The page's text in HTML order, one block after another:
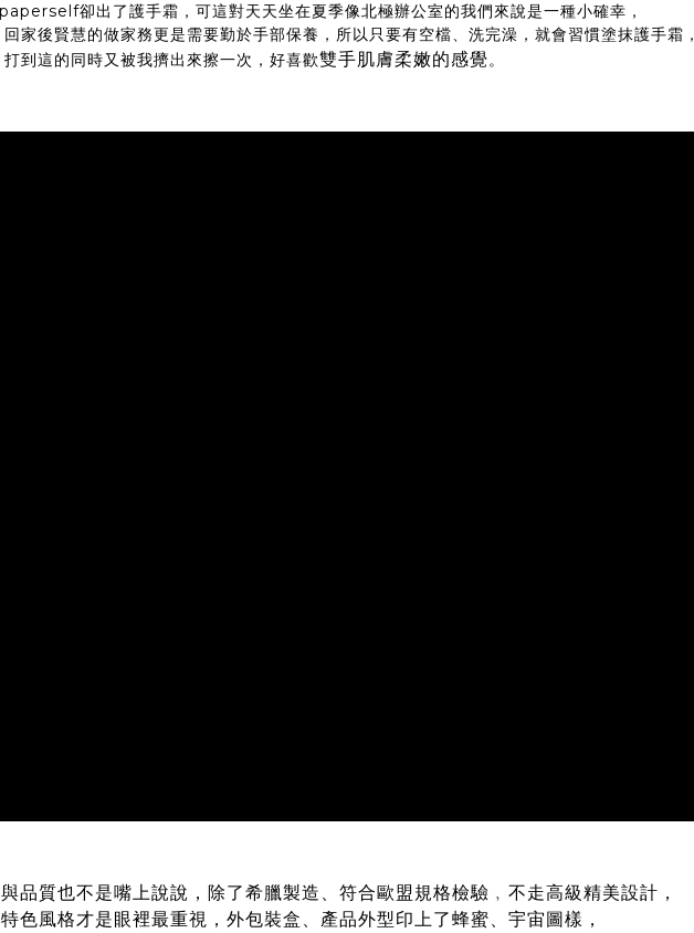
卻出了護手霜，可這對天天坐在夏季像北極辦公室的我們來說是一種小確幸，
家後賢慧的做家務更是需要勤於手部保養，所以只要有空檔、洗完澡，就會習慣塗抹護手霜，
打到這的同時又被我擠出來擦一次，好喜歡雙手肌膚柔嫩的感覺。
質也不是嘴上說說，除了希臘製造、符合歐盟規格檢驗﹐不走高級精美設計，
色風格才是眼裡最重視，外包裝盒、產品外型印上了蜂蜜、宇宙圖樣，